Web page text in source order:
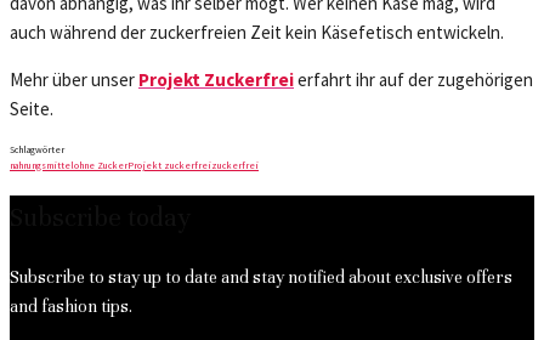
auch während der zuckerfreien Zeit kein Käsefetisch entwickeln.
Mehr über unser Projekt Zuckerfreierfahrt ihr auf der zugehörigen
Seite.
Schlagwörter
nahrungsmittelohne ZuckerProjekt zuckerfreizuckerfrei
Subscribe to stay up to date and stay notified about exclusive offers
and fashion tips.